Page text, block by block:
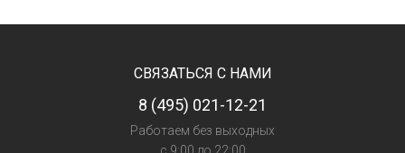
СВЯЗАТЬСЯ С НАМИ
8 (495) 021-12-21
Работаем без выходных